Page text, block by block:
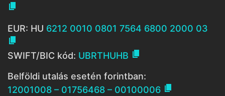

EUR: HU 6212 0010 0801 7564 6800 2000 03

SWIFT/BIC kód: UBRTHUHB 
Belföldi utalás esetén forintban:
12001008 – 01756468 – 00100006 